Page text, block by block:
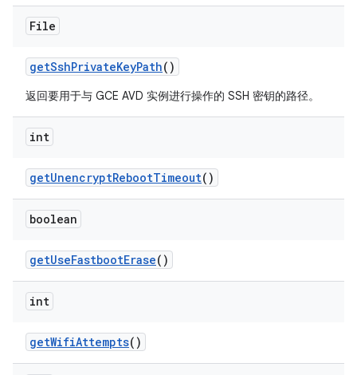
File
getSshPrivateKeyPath()
返回要用于与 GCE AVD 实例进行操作的 SSH 密钥的路径。
int
getUnencryptRebootTimeout()
boolean
getUseFastbootErase()
int
getWifiAttempts()